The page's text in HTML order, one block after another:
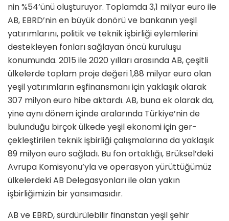
nin %54’ünü oluşturuyor. Toplamda 3,1 milyar euro ile
AB, EBRD’nin en büyük donörü ve banka­nın yeşil
yatırımlarını, politik ve teknik işbirliği eylemlerini
destekleyen fonla­rı sağlayan öncü kuruluşu
konumun­da. 2015 ile 2020 yılları arasında AB, çeşitli
ülkelerde toplam proje değeri 1,88 milyar euro olan
yeşil yatırımların eşfinansmanı için yaklaşık olarak
307 milyon euro hibe aktardı. AB, buna ek olarak da,
yine aynı dönem içinde aralarında Türkiye’nin de
bulunduğu birçok ülkede yeşil ekonomi için ger­
çekleştirilen teknik işbirliği çalışmala­rına da yaklaşık
89 milyon euro sağladı. Bu fon ortaklığı, Brüksel’deki
Avrupa Komisyonu’yla ve operasyon yürüttü­ğümüz
ülkelerdeki AB Delegasyonları ile olan yakın
işbirliğimizin bir yansı­masıdır.
AB ve EBRD, sürdürülebilir finans­tan yeşil şehir